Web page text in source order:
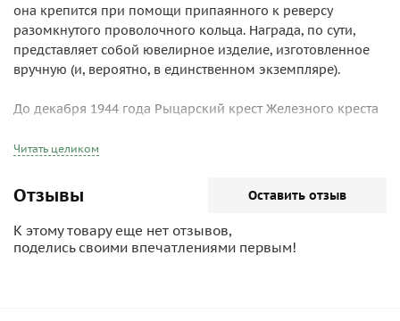
она крепится при помощи припаянного к реверсу
разомкнутого проволочного кольца. Награда, по сути,
представляет собой ювелирное изделие, изготовленное
вручную (и, вероятно, в единственном экземпляре).
До декабря 1944 года Рыцарский крест Железного креста
высшей степенью ордена. Для получения этой награды
младшую, с дубовыми листьями и мечами степень ордена,
и вновь совершить выдающийся героический поступок,
или совокупно накопить достижения, которыми были
баллы за воздушные победы и уничтожение наземных
Читать целиком
Отзывы Оставить отзыв
К этому товару еще нет отзывов,
поделись своими впечатлениями первым!